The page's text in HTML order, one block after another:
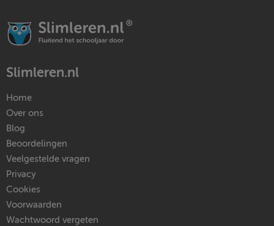
Slimleren.nl
Home
Over ons
Blog
Beoordelingen
Veelgestelde vragen
Privacy
Cookies
Voorwaarden
Wachtwoord vergeten